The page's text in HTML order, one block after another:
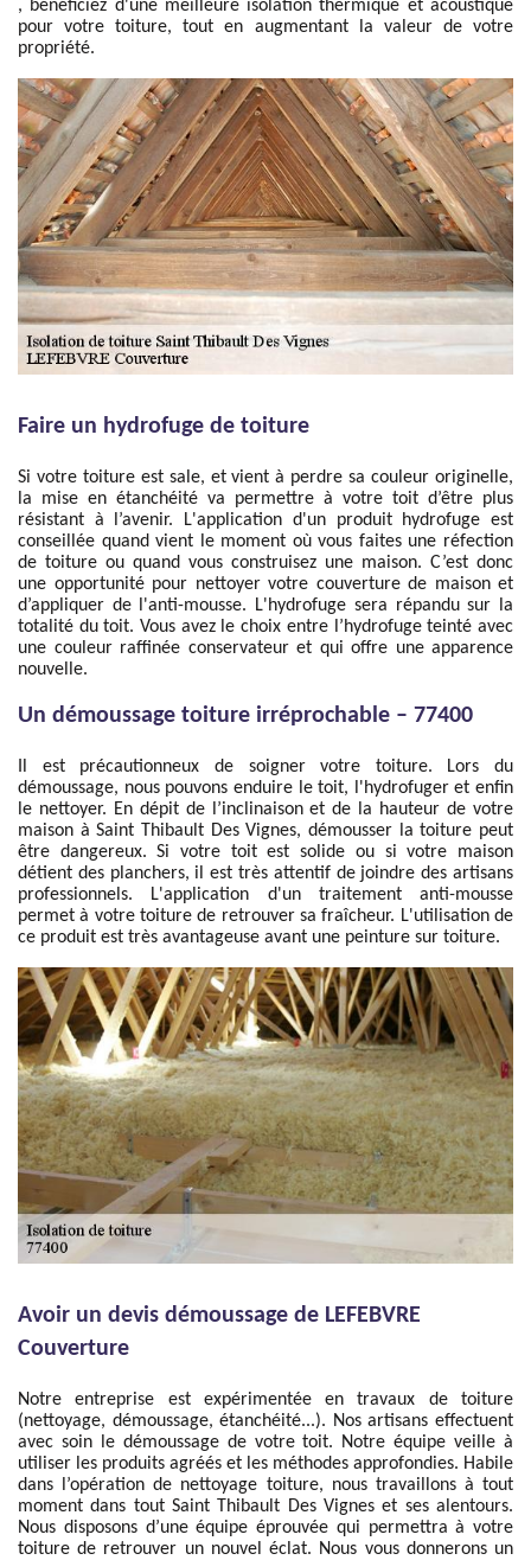
, bénéficiez d'une meilleure isolation thermique et acoustique
pour votre toiture, tout en augmentant la valeur de votre
propriété.
Faire un hydrofuge de toiture
Si votre toiture est sale, et vient à perdre sa couleur originelle,
la mise en étanchéité va permettre à votre toit d’être plus
résistant à l’avenir. L'application d'un produit hydrofuge est
conseillée quand vient le moment où vous faites une réfection
de toiture ou quand vous construisez une maison. C’est donc
une opportunité pour nettoyer votre couverture de maison et
d’appliquer de l'anti-mousse. L'hydrofuge sera répandu sur la
totalité du toit. Vous avez le choix entre l’hydrofuge teinté avec
une couleur raffinée conservateur et qui offre une apparence
nouvelle.
Un démoussage toiture irréprochable – 77400
Il est précautionneux de soigner votre toiture. Lors du
démoussage, nous pouvons enduire le toit, l'hydrofuger et enfin
le nettoyer. En dépit de l’inclinaison et de la hauteur de votre
maison à Saint Thibault Des Vignes, démousser la toiture peut
être dangereux. Si votre toit est solide ou si votre maison
détient des planchers, il est très attentif de joindre des artisans
professionnels. L'application d'un traitement anti-mousse
permet à votre toiture de retrouver sa fraîcheur. L'utilisation de
ce produit est très avantageuse avant une peinture sur toiture.
Avoir un devis démoussage de LEFEBVRE
Couverture
Notre entreprise est expérimentée en travaux de toiture
(nettoyage, démoussage, étanchéité...). Nos artisans effectuent
avec soin le démoussage de votre toit. Notre équipe veille à
utiliser les produits agréés et les méthodes approfondies. Habile
dans l’opération de nettoyage toiture, nous travaillons à tout
moment dans tout Saint Thibault Des Vignes et ses alentours.
Nous disposons d’une équipe éprouvée qui permettra à votre
toiture de retrouver un nouvel éclat. Nous vous donnerons un